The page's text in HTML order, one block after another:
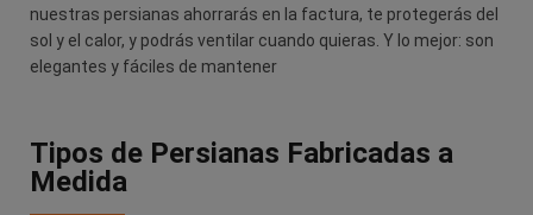
nuestras persianas ahorrarás en la factura, te protegerás del
sol y el calor, y podrás ventilar cuando quieras. Y lo mejor: son
elegantes y fáciles de mantener
Tipos de Persianas Fabricadas a
Medida